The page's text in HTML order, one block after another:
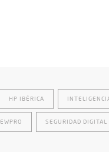
HP IBÉRICA
SEGURIDAD DIGITAL